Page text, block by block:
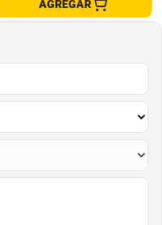
Gafas Oakley Encoder Strike Vented
1.269.900